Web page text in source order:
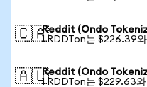
🇨🇦Reddit (Ondo
1 RDDTon는 $226.39
🇦🇺Reddit (Ondo
1 RDDTon는 $229.63